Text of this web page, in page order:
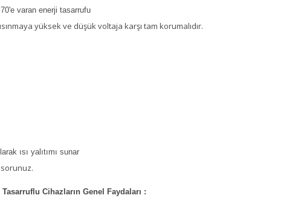
varan enerji tasarrufu
yüksek ve düşük voltaja karşı tam korumalıdır.
ısı yalıtımı sunar
Cihazların Genel Faydaları :